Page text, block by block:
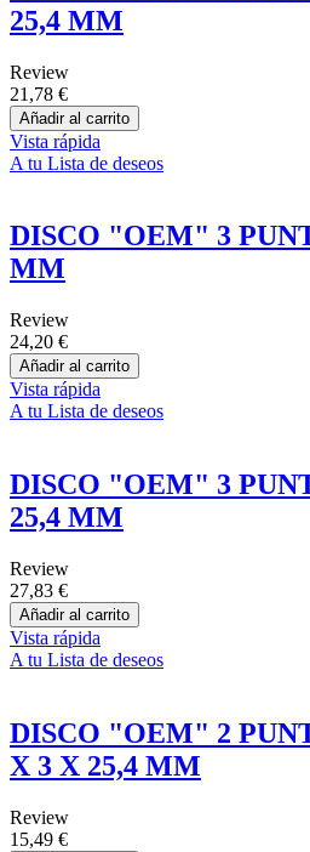
25,4 MM
Review
21,78 €
Añadir al carrito
Vista rápida
A tu Lista de deseos
DISCO "OEM" 3
MM
Review
24,20 €
Añadir al carrito
Vista rápida
A tu Lista de deseos
DISCO "OEM" 3
25,4 MM
Review
27,83 €
Añadir al carrito
Vista rápida
A tu Lista de deseos
DISCO "OEM" 2
X 3 X 25,4 MM
Review
15,49 €